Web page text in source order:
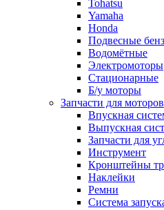
Tohatsu
Yamaha
Honda
Подвесные
Водомётные
Электромоторы
Стационарные
Б/у моторы
Запчасти для моторов
Впускная
Выпускная
Запчасти для
Инструмент
Кронштейны
Наклейки
Ремни
Система